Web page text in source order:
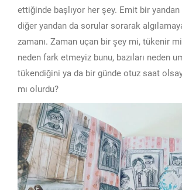
ettiğinde başlıyor her şey. Emit bir yandan
diğer yandan da sorular sorarak
zamanı. Zaman uçan bir şey mi, tükenir
neden fark etmeyiz bunu, bazıları neden
tükendiğini ya da bir günde otuz saat
mı olurdu?